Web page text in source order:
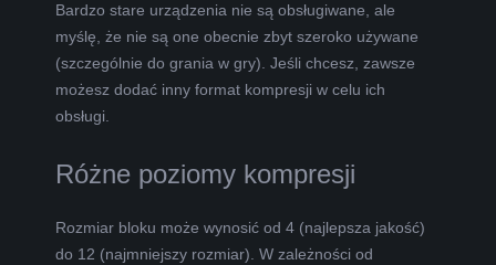
Bardzo stare urządzenia nie są obsługiwane, ale
myślę, że nie są one obecnie zbyt szeroko używane
(szczególnie do grania w gry). Jeśli chcesz, zawsze
możesz dodać inny format kompresji w celu ich
obsługi.
Różne poziomy kompresji
Rozmiar bloku może wynosić od 4 (najlepsza jakość)
do 12 (najmniejszy rozmiar). W zależności od